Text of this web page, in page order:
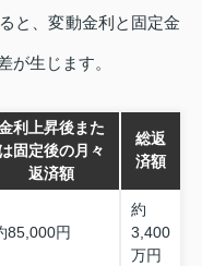
と、変動金利と固定金
が生じます。
利上昇後また
は固定後の月々
返済額
総返
済額
85,000円
約
3,400
万円